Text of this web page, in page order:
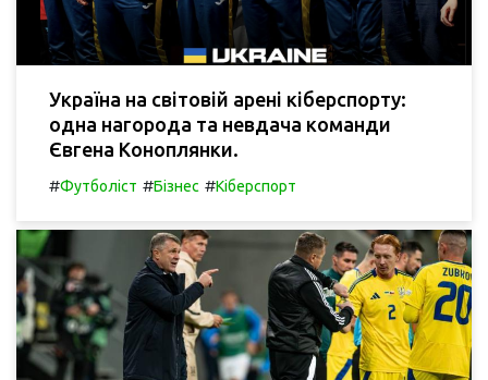
Україна на світовій арені кіберспорту:
одна нагорода та невдача команди
Євгена Коноплянки.
#Футболіст #Бізнес #Кіберспорт